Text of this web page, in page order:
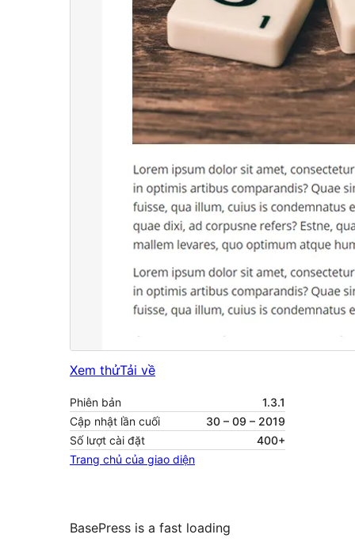
Xem thửTải về
Phiên bản
1.3.1
Cập nhật lần cuối
30 – 09 – 2019
Số lượt cài đặt
400+
Trang chủ của giao diện
BasePress is a fast loading